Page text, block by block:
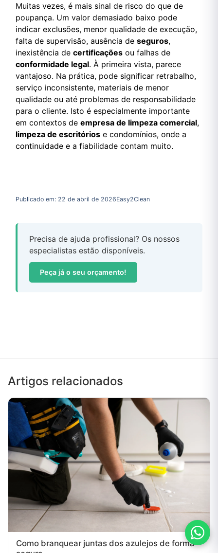
Muitas vezes, é mais sinal de risco do que de
poupança. Um valor demasiado baixo pode
indicar exclusões, menor qualidade de execução,
falta de supervisão, ausência de seguros,
inexistência de certificações ou falhas de
conformidade legal. À primeira vista, parece
vantajoso. Na prática, pode significar retrabalho,
serviço inconsistente, materiais de menor
qualidade ou até problemas de responsabilidade
para o cliente. Isto é especialmente importante
em contextos de empresa de limpeza comercial,
limpeza de escritórios e condomínios, onde a
continuidade e a fiabilidade contam muito.
Publicado em: 22 de abril de 2026Easy2Clean
Precisa de ajuda profissional? Os nossos
especialistas estão disponíveis.
Peça já o seu orçamento!
Artigos relacionados
Como branquear juntas dos azulejos de forma